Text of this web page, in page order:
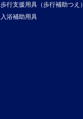
歩行支援用具（歩行補助つえ）
入浴補助用具